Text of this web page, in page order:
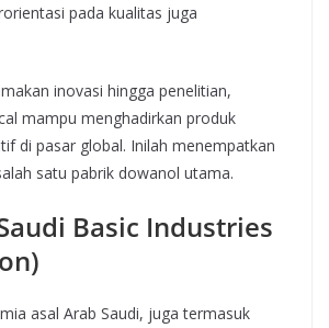
pada kualitas juga
inovasi hingga penelitian,
mampu menghadirkan produk
di pasar global. Inilah menempatkan
satu pabrik dowanol utama.
Basic Industries
asal Arab Saudi, juga termasuk